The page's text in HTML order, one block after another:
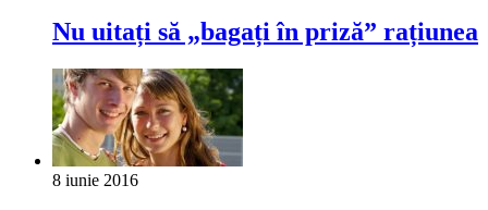
Nu uitați să „bagați în priză” rațiunea
8 iunie 2016